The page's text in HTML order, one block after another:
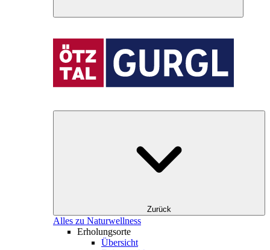
Zurück
Alles zu Naturwellness
Erholungsorte
Übersicht